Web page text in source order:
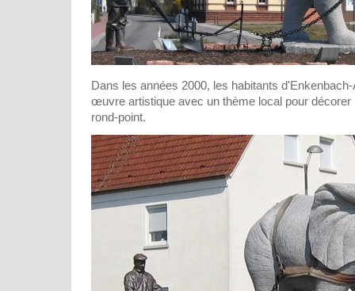
Dans les années 2000, les habitants
œuvre artistique avec un thème local pour décorer
rond-point.